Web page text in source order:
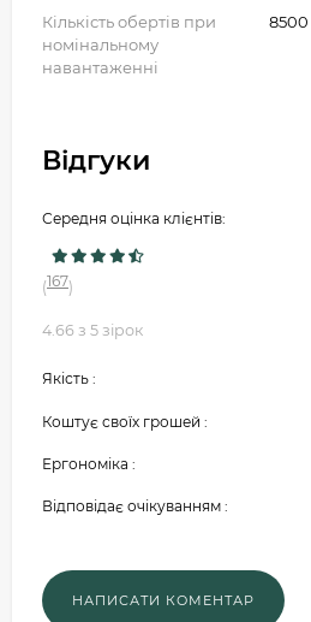
Кількість обертів при
номінальному
навантаженні
8500
Відгуки
Середня оцінка клієнтів:
(167)
4.66 з 5 зірок
Якість :
Коштує своїх грошей :
Ергономіка :
Відповідає очікуванням :